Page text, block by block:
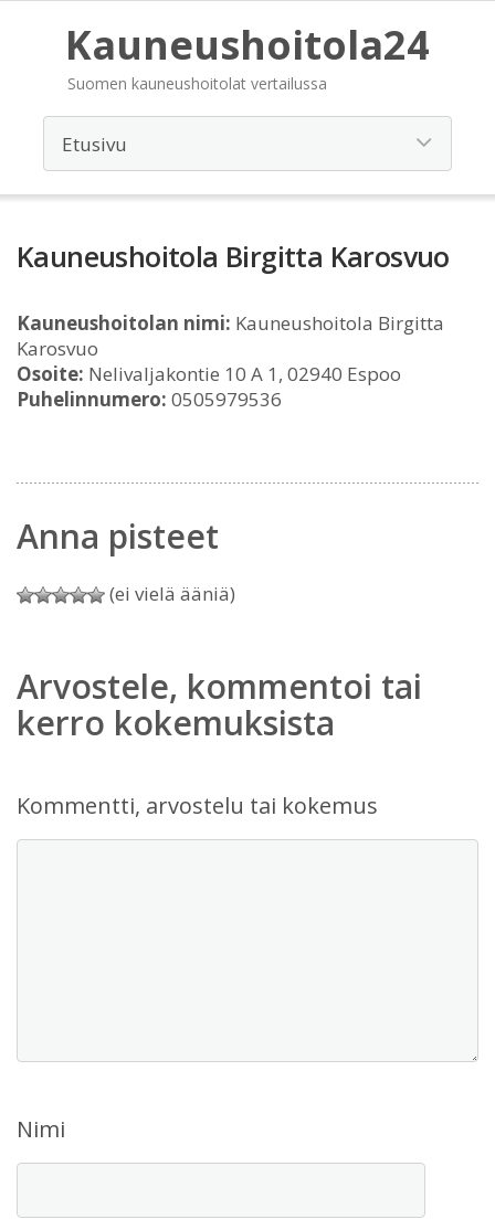
Kauneushoitola24
Suomen kauneushoitolat vertailussa
Kauneushoitola Birgitta Karosvuo
Kauneushoitolan nimi: Kauneushoitola Birgitta
Karosvuo
Osoite: Nelivaljakontie 10 A 1, 02940 Espoo
Puhelinnumero: 0505979536
Anna pisteet
(ei vielä ääniä)
Arvostele, kommentoi tai
kerro kokemuksista
Kommentti, arvostelu tai kokemus
Nimi